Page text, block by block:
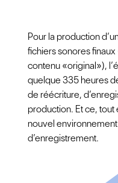
Pour la production
fichiers sonores
contenu «original»),
quelque 335 heures
de réécriture,
production. Et ce, tout
nouvel
d’enregistrement.